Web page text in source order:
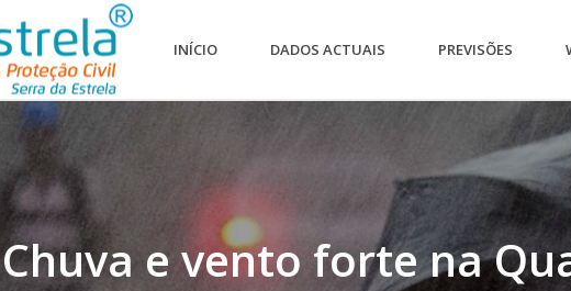
INÍCIO DADOS ACTUAIS PREVISÕES
Chuva e vento forte na